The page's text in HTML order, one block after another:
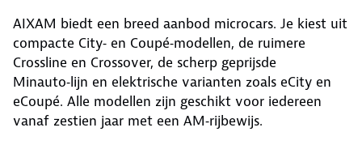
AIXAM biedt een breed aanbod microcars. Je kiest uit
compacte City‑ en Coupé‑modellen, de ruimere
Crossline en Crossover, de scherp geprijsde
Minauto‑lijn en elektrische varianten zoals eCity en
eCoupé. Alle modellen zijn geschikt voor iedereen
vanaf zestien jaar met een AM‑rijbewijs.